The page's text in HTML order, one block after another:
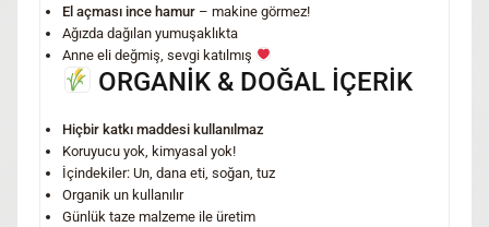
El açması ince hamur – makine görmez!
Ağızda dağılan yumuşaklıkta
Anne eli değmiş, sevgi katılmış
ORGANİK & DOĞAL İÇERİK
Hiçbir katkı maddesi kullanılmaz
Koruyucu yok, kimyasal yok!
İçindekiler: Un, dana eti, soğan, tuz
Organik un kullanılır
Günlük taze malzeme ile üretim